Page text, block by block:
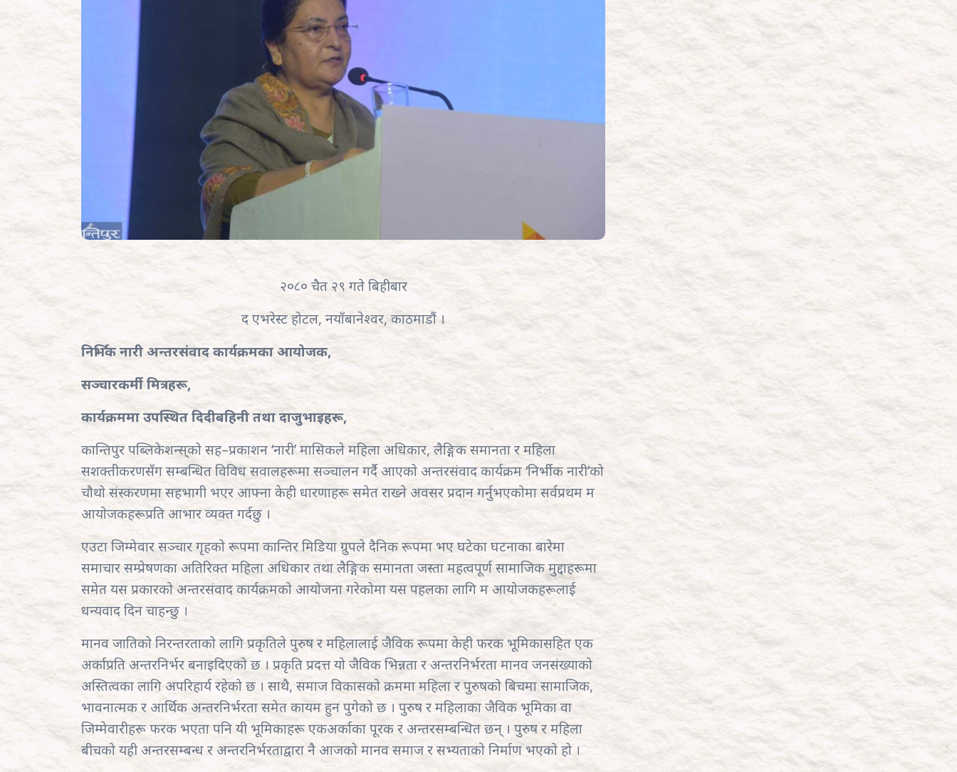
२०८० चैत २९ गते बिहीबार
द एभरेस्ट होटल, नयाँबानेश्वर, काठमाडौं ।
निर्भिक नारी अन्तरसंवाद कार्यक्रमका आयोजक,
सञ्चारकर्मी मित्रहरू,
कार्यक्रममा उपस्थित दिदीबहिनी तथा दाजुभाइहरू,
कान्तिपुर पब्लिकेशन्स्‌को सह–प्रकाशन ‘नारी’ मासिकले महिला अधिकार, लैङ्गिक समानता र महिला
सशक्तीकरणसँग सम्बन्धित विविध सवालहरूमा सञ्चालन गर्दै आएको अन्तरसंवाद कार्यक्रम ‘निर्भीक नारी’को
चौथो संस्करणमा सहभागी भएर आफ्ना केही धारणाहरू समेत राख्ने अवसर प्रदान गर्नुभएकोमा सर्वप्रथम म
आयोजकहरूप्रति आभार व्यक्त गर्दछु ।
एउटा जिम्मेवार सञ्चार गृहको रूपमा कान्तिर मिडिया ग्रुपले दैनिक रूपमा भए घटेका घटनाका बारेमा
समाचार सम्प्रेषणका अतिरिक्त महिला अधिकार तथा लैङ्गिक समानता जस्ता महत्वपूर्ण सामाजिक मुद्दाहरूमा
समेत यस प्रकारको अन्तरसंवाद कार्यक्रमको आयोजना गरेकोमा यस पहलका लागि म आयोजकहरूलाई
धन्यवाद दिन चाहन्छु ।
मानव जातिको निरन्तरताको लागि प्रकृतिले पुरुष र महिलालाई जैविक रूपमा केही फरक भूमिकासहित एक
अर्काप्रति अन्तरनिर्भर बनाइदिएको छ । प्रकृति प्रदत्त यो जैविक भिन्नता र अन्तरनिर्भरता मानव जनसंख्याको
अस्तित्वका लागि अपरिहार्य रहेको छ । साथै, समाज विकासको क्रममा महिला र पुरुषको बिचमा सामाजिक,
भावनात्मक र आर्थिक अन्तरनिर्भरता समेत कायम हुन पुगेको छ । पुरुष र महिलाका जैविक भूमिका वा
जिम्मेवारीहरू फरक भएता पनि यी भूमिकाहरू एकअर्काका पूरक र अन्तरसम्बन्धित छन् । पुरुष र महिला
बीचको यही अन्तरसम्बन्ध र अन्तरनिर्भरताद्वारा नै आजको मानव समाज र सभ्यताको निर्माण भएको हो ।